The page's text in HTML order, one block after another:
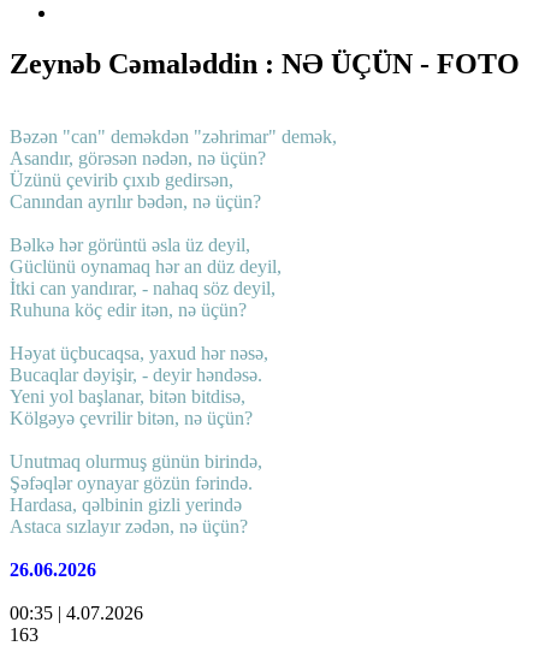
Zeynəb Cəmaləddin : NƏ ÜÇÜN - FOTO
Bəzən "can" deməkdən "zəhrimar" demək,
Asandır, görəsən nədən, nə üçün?
Üzünü çevirib çıxıb gedirsən,
Canından ayrılır bədən, nə üçün?
Bəlkə hər görüntü əsla üz deyil,
Güclünü oynamaq hər an düz deyil,
İtki can yandırar, - nahaq söz deyil,
Ruhuna köç edir itən, nə üçün?
Həyat üçbucaqsa, yaxud hər nəsə,
Bucaqlar dəyişir, - deyir həndəsə.
Yeni yol başlanar, bitən bitdisə,
Kölgəyə çevrilir bitən, nə üçün?
Unutmaq olurmuş günün birində,
Şəfəqlər oynayar gözün fərində.
Hardasa, qəlbinin gizli yerində
Astaca sızlayır zədən, nə üçün?
26.06.2026
00:35 | 4.07.2026
163